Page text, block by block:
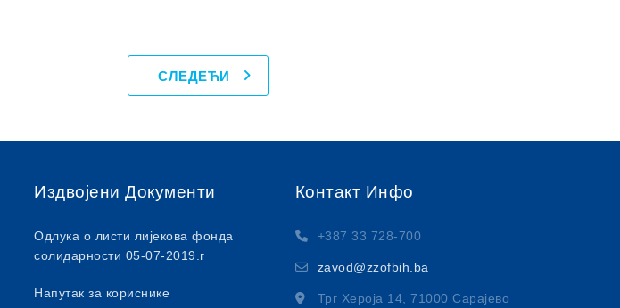
СЛЕДЕЋИ
Издвојени Документи
Одлука о листи лијекова фонда
солидарности 05-07-2019.г
Напутак за кориснике
Контакт Инфо
+387 33 728-700
zavod@zzofbih.ba
Трг Хероја 14, 71000 Сарајево